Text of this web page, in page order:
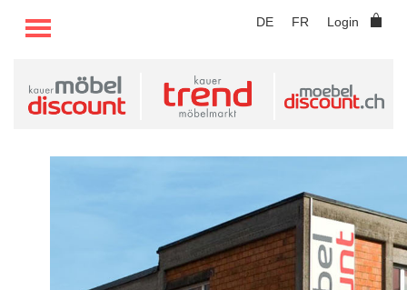
DE FR Login
TOGGLE MENU